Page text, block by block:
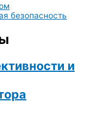
безопасность
и